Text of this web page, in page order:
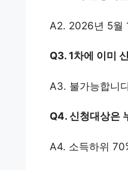
A2. 2026년 5월
Q3. 1차에 이미
A3. 불가능합니
Q4. 신청대상은
A4. 소득하위